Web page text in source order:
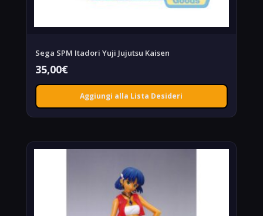
Sega SPM Itadori Yuji Jujutsu Kaisen
35,00€
Aggiungi alla Lista Desideri